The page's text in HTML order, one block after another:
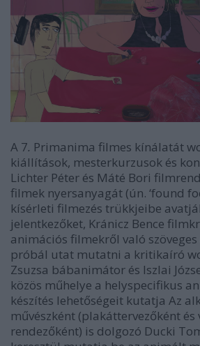
A 7. Primanima filmes kínálatát
kiállítások, mesterkurzusok és
Lichter Péter és Máté Bori
filmek nyersanyagát (ún. ‘found
kísérleti filmezés trükkjeibe
jelentkezőket, Kránicz Bence
animációs filmekről való
próbál utat mutatni a kritikaíró
Zsuzsa bábanimátor és Iszlai
közös műhelye a helyspecifikus
készítés lehetőségeit kutatja Az
művészként (plakáttervezőként
rendezőként) is dolgozó Ducki